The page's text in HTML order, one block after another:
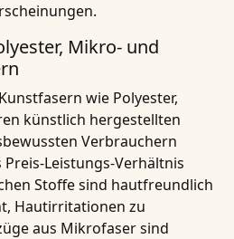
Mikro- und
wie Polyester,
künstlich hergestellten
Verbrauchern
Leistungs-Verhältnis
Stoffe sind hautfreundlich
Hautirritationen zu
aus Mikrofaser sind